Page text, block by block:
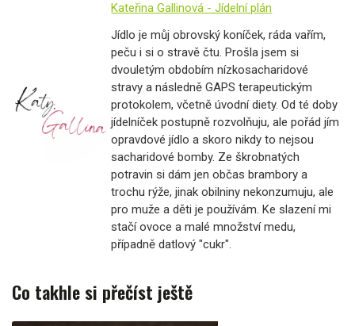
Kateřina Gallinová - Jídelní plán
Jídlo je můj obrovský koníček, ráda vařím,
peču i si o stravě čtu. Prošla jsem si
dvouletým obdobím nízkosacharidové
stravy a následně GAPS terapeutickým
protokolem, včetně úvodní diety. Od té doby
jídelníček postupně rozvolňuju, ale pořád jím
opravdové jídlo a skoro nikdy to nejsou
sacharidové bomby. Ze škrobnatých
potravin si dám jen občas brambory a
trochu rýže, jinak obilniny nekonzumuju, ale
pro muže a děti je používám. Ke slazení mi
stačí ovoce a malé množství medu,
případně datlový "cukr".
Co takhle si přečíst ještě